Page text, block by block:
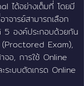
ได้อย่างเต็มที่ โดยมี
จารย์สามารถเลือก
5 องค์ประกอบด้วยกัน
Exam),
จอ, การใช้ Online
ะบบตัดเกรด Online